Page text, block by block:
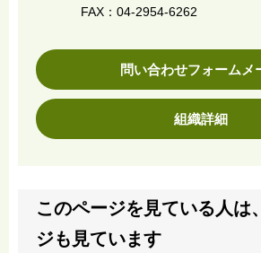
FAX：04-2954-6262
問い合わせフォームメ
組織詳細
このページを見ている人は
ジも見ています